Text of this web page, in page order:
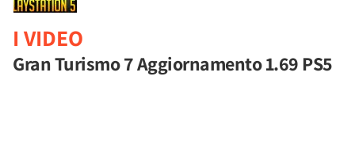
I VIDEO
Gran Turismo 7 Aggiornamento 1.69 PS5